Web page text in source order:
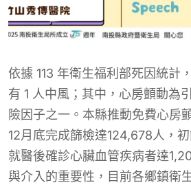
依據 113 年衛生福利部死因統計
有 1 人中風；其中，心房顫動為
險因子之一。本縣推動免費心房
12月底完成篩檢達124,678人，
就醫後確診心臟血管疾病者達
與介入的重要性，目前各鄉鎮衛